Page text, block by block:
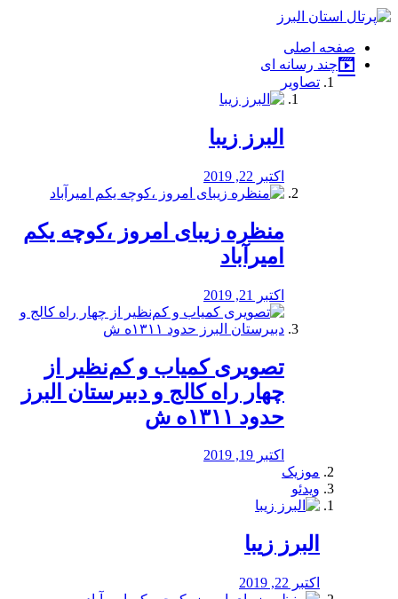
فصد
شرق
تهران
خشکشویی
صفحه اصلی
چند رسانه ای
تصاویر
البرز زیبا
اکتبر 22, 2019
منظره‌‌ زیبای امروز ،کوچه یکم
امیرآباد
اکتبر 21, 2019
️تصویری کمیاب و کم‌نظیر از
چهار راه كالج و دبيرستان البرز
حدود ۱۳۱۱ه ش
اکتبر 19, 2019
موزیک
ویدئو
البرز زیبا
اکتبر 22, 2019